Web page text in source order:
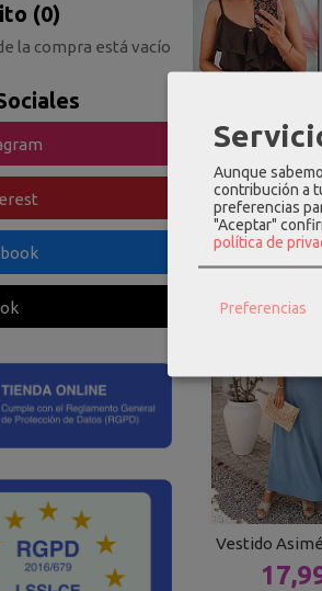
(0)
la compra está vacío
Mono
Vestido
Aunque
contribución a
preferencias
"Aceptar"
política de
Preferencias